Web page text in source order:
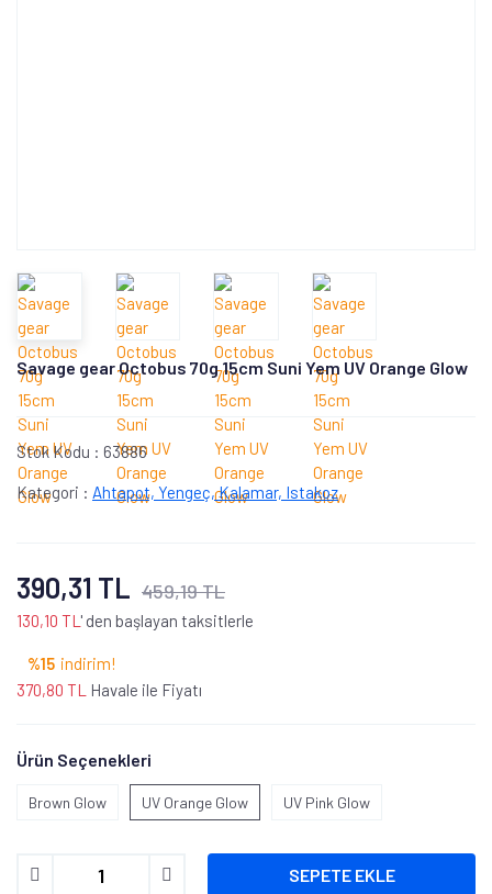
Savage gear Octobus 70g 15cm Suni Yem UV Orange Glow
Stok Kodu : 63886
Kategori : Ahtapot, Yengeç, Kalamar, Istakoz
390,31 TL 459,19 TL
130,10 TL ' den başlayan taksitlerle
%15 indirim!
370,80 TL
Havale ile Fiyatı
Ürün Seçenekleri
Brown Glow UV Orange Glow UV Pink Glow
SEPETE EKLE